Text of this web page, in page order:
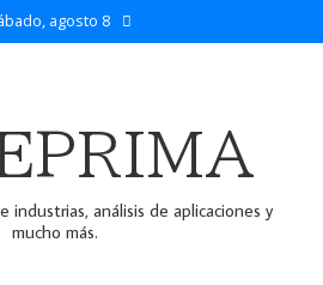
agosto 8
industrias, análisis de aplicaciones y
mucho más.